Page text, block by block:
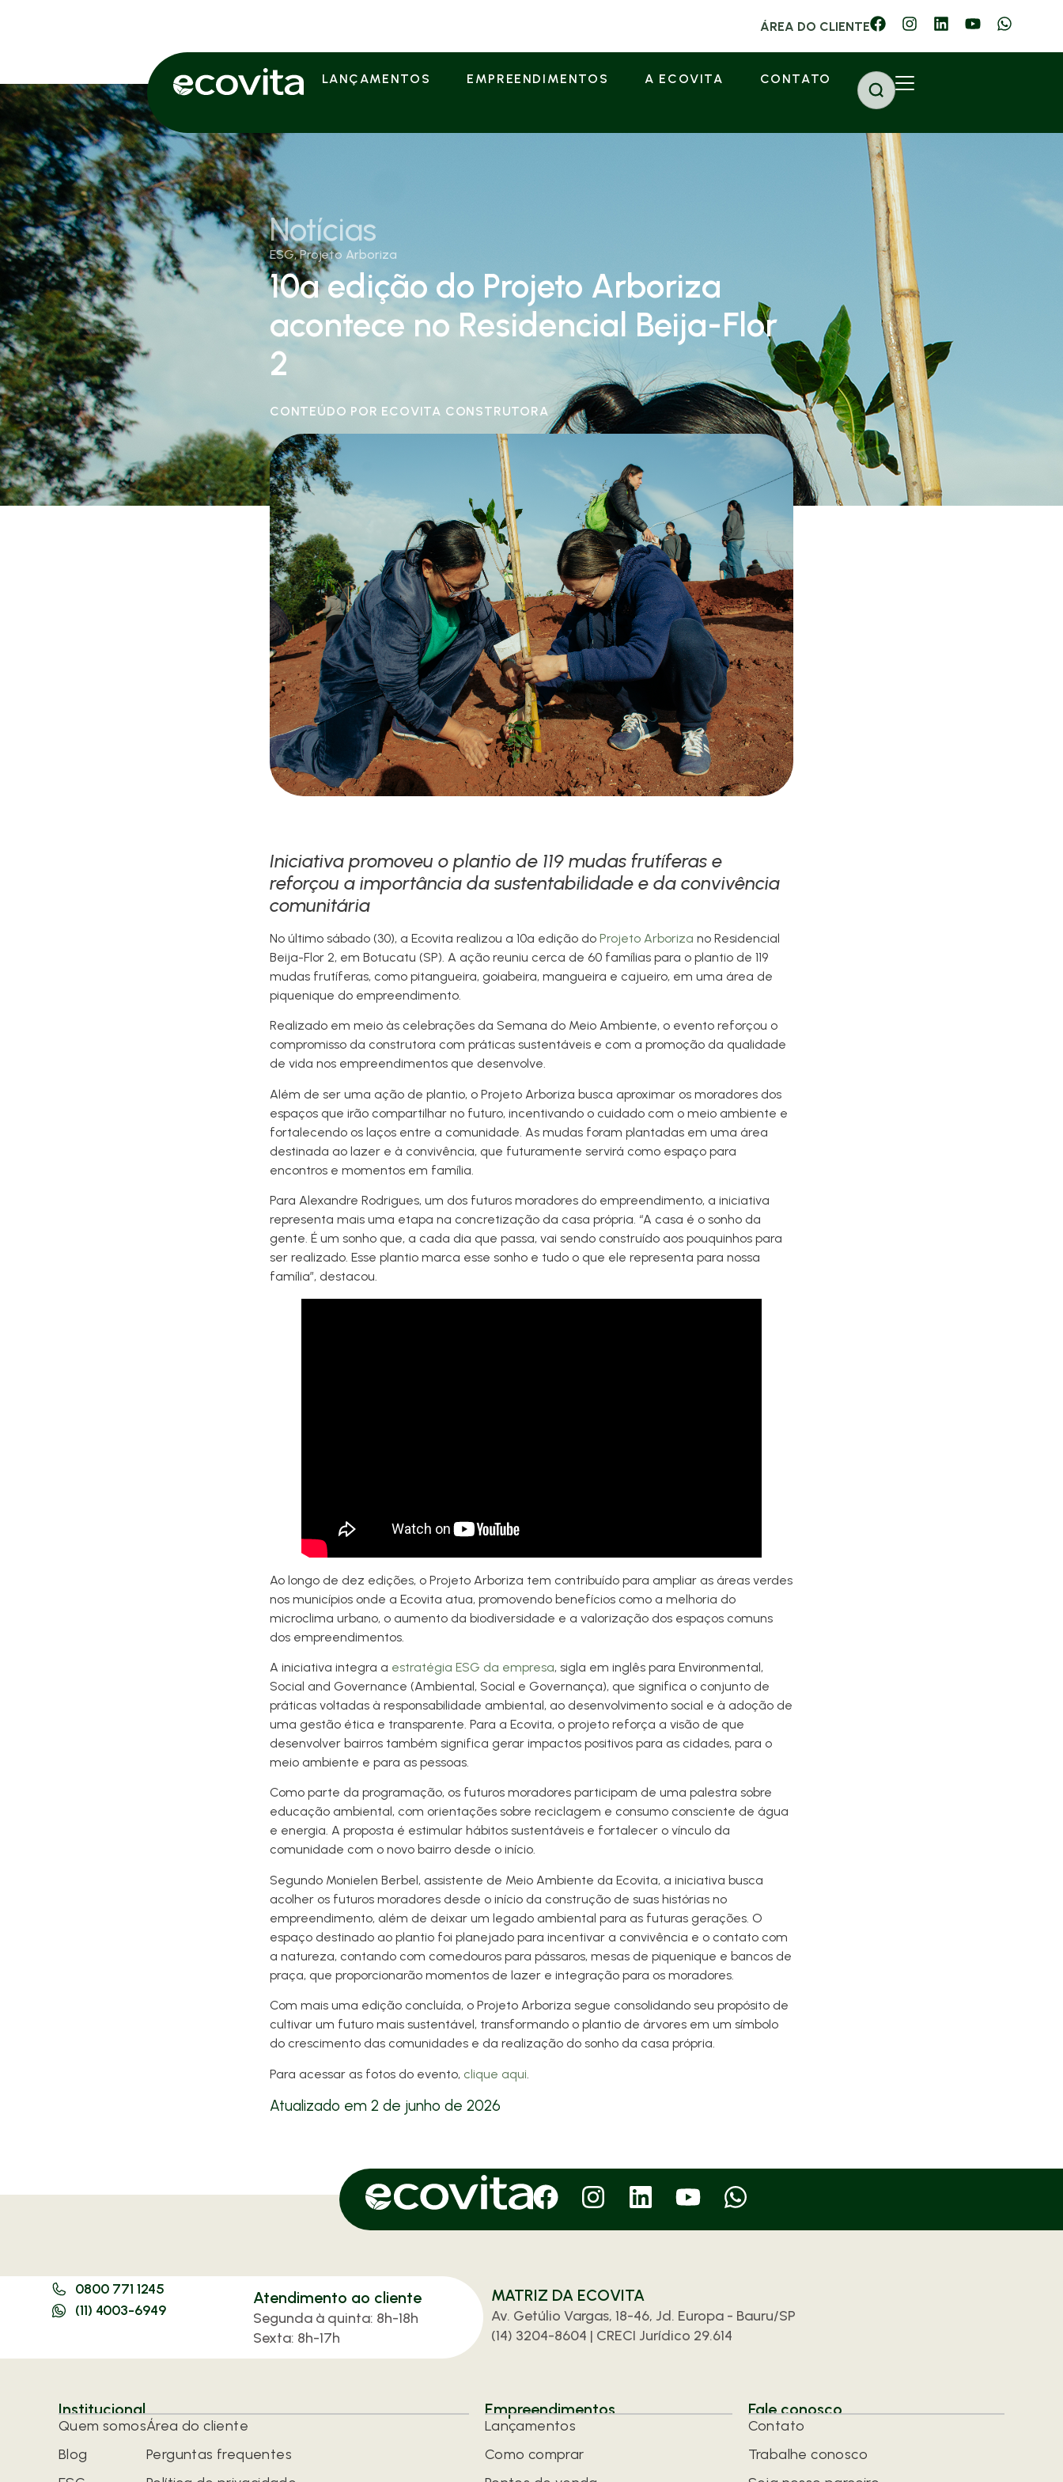
ÁREA DO CLIENTE
LANÇAMENTOS EMPREENDIMENTOS A ECOVITA CONTATO
Notícias
ESG,Projeto Arboriza
10ª edição do Projeto Arboriza
acontece no Residencial Beija-Flor
2
CONTEÚDO POR ECOVITA CONSTRUTORA
Iniciativa promoveu o plantio de 119 mudas frutíferas e
reforçou a importância da sustentabilidade e da convivência
comunitária
No último sábado (30), a Ecovita realizou a 10ª edição do Projeto Arboriza no Residencial
Beija-Flor 2, em Botucatu (SP). A ação reuniu cerca de 60 famílias para o plantio de 119
mudas frutíferas, como pitangueira, goiabeira, mangueira e cajueiro, em uma área de
piquenique do empreendimento.
Realizado em meio às celebrações da Semana do Meio Ambiente, o evento reforçou o
compromisso da construtora com práticas sustentáveis e com a promoção da qualidade
de vida nos empreendimentos que desenvolve.
Além de ser uma ação de plantio, o Projeto Arboriza busca aproximar os moradores dos
espaços que irão compartilhar no futuro, incentivando o cuidado com o meio ambiente e
fortalecendo os laços entre a comunidade. As mudas foram plantadas em uma área
destinada ao lazer e à convivência, que futuramente servirá como espaço para
encontros e momentos em família.
Para Alexandre Rodrigues, um dos futuros moradores do empreendimento, a iniciativa
representa mais uma etapa na concretização da casa própria. “A casa é o sonho da
gente. É um sonho que, a cada dia que passa, vai sendo construído aos pouquinhos para
ser realizado. Esse plantio marca esse sonho e tudo o que ele representa para nossa
família”, destacou.
Ao longo de dez edições, o Projeto Arboriza tem contribuído para ampliar as áreas verdes
nos municípios onde a Ecovita atua, promovendo benefícios como a melhoria do
microclima urbano, o aumento da biodiversidade e a valorização dos espaços comuns
dos empreendimentos.
A iniciativa integra a estratégia ESG da empresa, sigla em inglês para Environmental,
Social and Governance (Ambiental, Social e Governança), que significa o conjunto de
práticas voltadas à responsabilidade ambiental, ao desenvolvimento social e à adoção de
uma gestão ética e transparente. Para a Ecovita, o projeto reforça a visão de que
desenvolver bairros também significa gerar impactos positivos para as cidades, para o
meio ambiente e para as pessoas.
Como parte da programação, os futuros moradores participam de uma palestra sobre
educação ambiental, com orientações sobre reciclagem e consumo consciente de água
e energia. A proposta é estimular hábitos sustentáveis e fortalecer o vínculo da
comunidade com o novo bairro desde o início.
Segundo Monielen Berbel, assistente de Meio Ambiente da Ecovita, a iniciativa busca
acolher os futuros moradores desde o início da construção de suas histórias no
empreendimento, além de deixar um legado ambiental para as futuras gerações. O
espaço destinado ao plantio foi planejado para incentivar a convivência e o contato com
a natureza, contando com comedouros para pássaros, mesas de piquenique e bancos de
praça, que proporcionarão momentos de lazer e integração para os moradores.
Com mais uma edição concluída, o Projeto Arboriza segue consolidando seu propósito de
cultivar um futuro mais sustentável, transformando o plantio de árvores em um símbolo
do crescimento das comunidades e da realização do sonho da casa própria.
Para acessar as fotos do evento, clique aqui
Atualizado em 2 de junho de 2026
0800 771 1245
(11) 4003-6949
Atendimento ao cliente
Segunda à quinta: 8h-18h
Sexta: 8h-17h
MATRIZ DA ECOVITA
Av. Getúlio Vargas, 18-46, Jd. Europa - Bauru/SP
(14) 3204-8604 | CRECI Jurídico 29.614
Institucional
Quem somos
Blog
Área do cliente
Perguntas frequentes
Empreendimentos
Lançamentos
Como comprar
Fale conosco
Contato
Trabalhe conosco